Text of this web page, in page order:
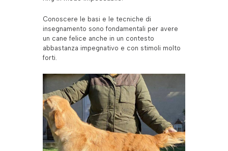
Conoscere le basi e le tecniche di
insegnamento sono fondamentali per avere
un cane felice anche in un contesto
abbastanza impegnativo e con stimoli molto
forti.